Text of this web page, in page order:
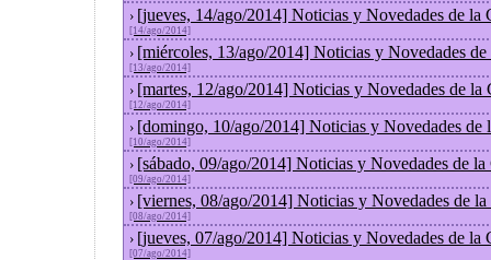
› [jueves, 14/ago/2014] Noticias y Novedades de la
[14/ago/2014]
› [miércoles, 13/ago/2014] Noticias y Novedades
[13/ago/2014]
› [martes, 12/ago/2014] Noticias y Novedades de la
[12/ago/2014]
› [domingo, 10/ago/2014] Noticias y Novedades de
[10/ago/2014]
› [sábado, 09/ago/2014] Noticias y Novedades de
[09/ago/2014]
› [viernes, 08/ago/2014] Noticias y Novedades de
[08/ago/2014]
› [jueves, 07/ago/2014] Noticias y Novedades de la
[07/ago/2014]